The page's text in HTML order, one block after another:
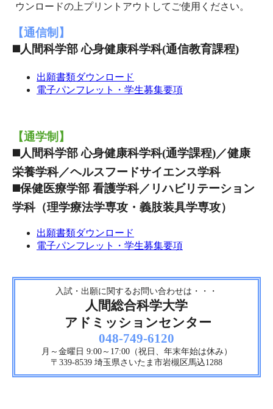
ウンロードの上プリントアウトしてご使用ください。
【通信制】
◼️人間科学部 心身健康科学科(通信教育課程)
出願書類ダウンロード
電子パンフレット・学生募集要項
【通学制】
◼️人間科学部 心身健康科学科(通学課程)／健康
栄養学科／ヘルスフードサイエンス学科
◼️保健医療学部 看護学科／リハビリテーション
学科（理学療法学専攻・義肢装具学専攻）
出願書類ダウンロード
電子パンフレット・学生募集要項
入試・出願に関するお問い合わせは・・・
人間総合科学大学
アドミッションセンター
048-749-6120
月～金曜日 9:00～17:00（祝日、年末年始は休み）
〒339-8539 埼玉県さいたま市岩槻区馬込1288